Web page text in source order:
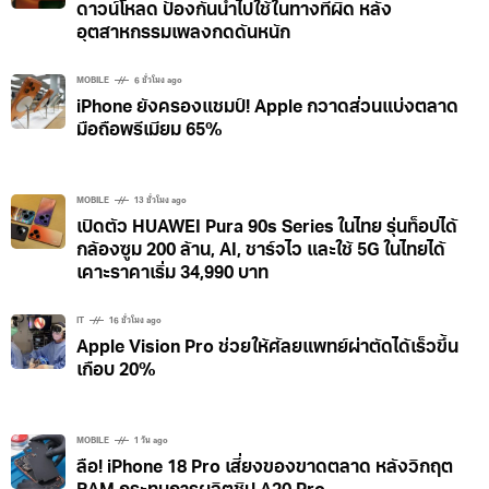
ดาวน์โหลด ป้องกันนำไปใช้ในทางที่ผิด หลัง
อุตสาหกรรมเพลงกดดันหนัก
MOBILE 6 ชั่วโมง ago
iPhone ยังครองแชมป์! Apple กวาดส่วนแบ่งตลาด
มือถือพรีเมียม 65%
MOBILE 13 ชั่วโมง ago
เปิดตัว HUAWEI Pura 90s Series ในไทย รุ่นท็อปได้
กล้องซูม 200 ล้าน, AI, ชาร์จไว และใช้ 5G ในไทยได้
เคาะราคาเริ่ม 34,990 บาท
IT 16 ชั่วโมง ago
Apple Vision Pro ช่วยให้ศัลยแพทย์ผ่าตัดได้เร็วขึ้น
เกือบ 20%
MOBILE 1 วัน ago
ลือ! iPhone 18 Pro เสี่ยงของขาดตลาด หลังวิกฤต